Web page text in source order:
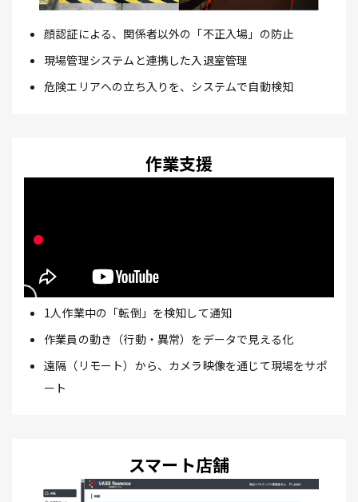
顔認証による、関係者以外の「不正入場」の防止
現場管理システムと連携した入退室管理
危険エリアへの立ち入りを、システムで自動検知
作業支援
1人作業中の「転倒」を検知して通知
作業員の動き（行動・異常）をデータで見える化
遠隔（リモート）から、カメラ映像を通じて現場をサポ
ート
スマート店舗